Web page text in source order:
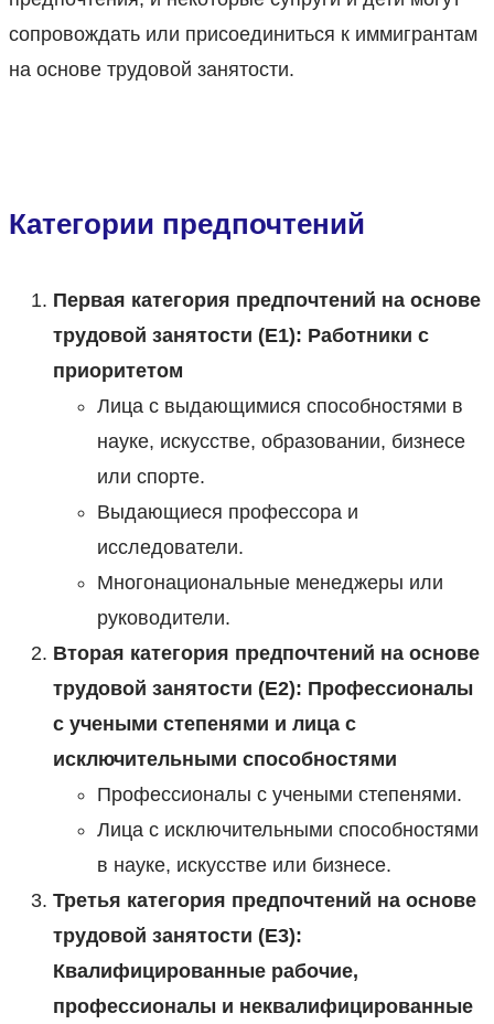
сопровождать или присоединиться к иммигрантам
на основе трудовой занятости.
Категории предпочтений
Первая категория предпочтений на основе
трудовой занятости (E1): Работники с
приоритетом
Лица с выдающимися способностями в
науке, искусстве, образовании, бизнесе
или спорте.
Выдающиеся профессора и
исследователи.
Многонациональные менеджеры или
руководители.
Вторая категория предпочтений на основе
трудовой занятости (E2): Профессионалы
с учеными степенями и лица с
исключительными способностями
Профессионалы с учеными степенями.
Лица с исключительными способностями
в науке, искусстве или бизнесе.
Третья категория предпочтений на основе
трудовой занятости (E3):
Квалифицированные рабочие,
профессионалы и неквалифицированные